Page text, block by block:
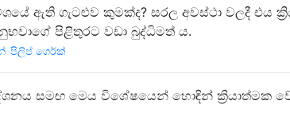
ඇති ගැටළුව කුමක්ද? සරල අවස්ථා වලදී එය
පිළිතුරට වඩා බුද්ධිමත් ය.
පිලිප් ගෙර්ක්
සමඟ මෙය විශේෂයෙන් හොඳින් ක්‍රියාත්මක